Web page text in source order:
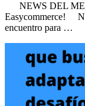
NEWS DEL MES
Easycommerce!
encuentro para …